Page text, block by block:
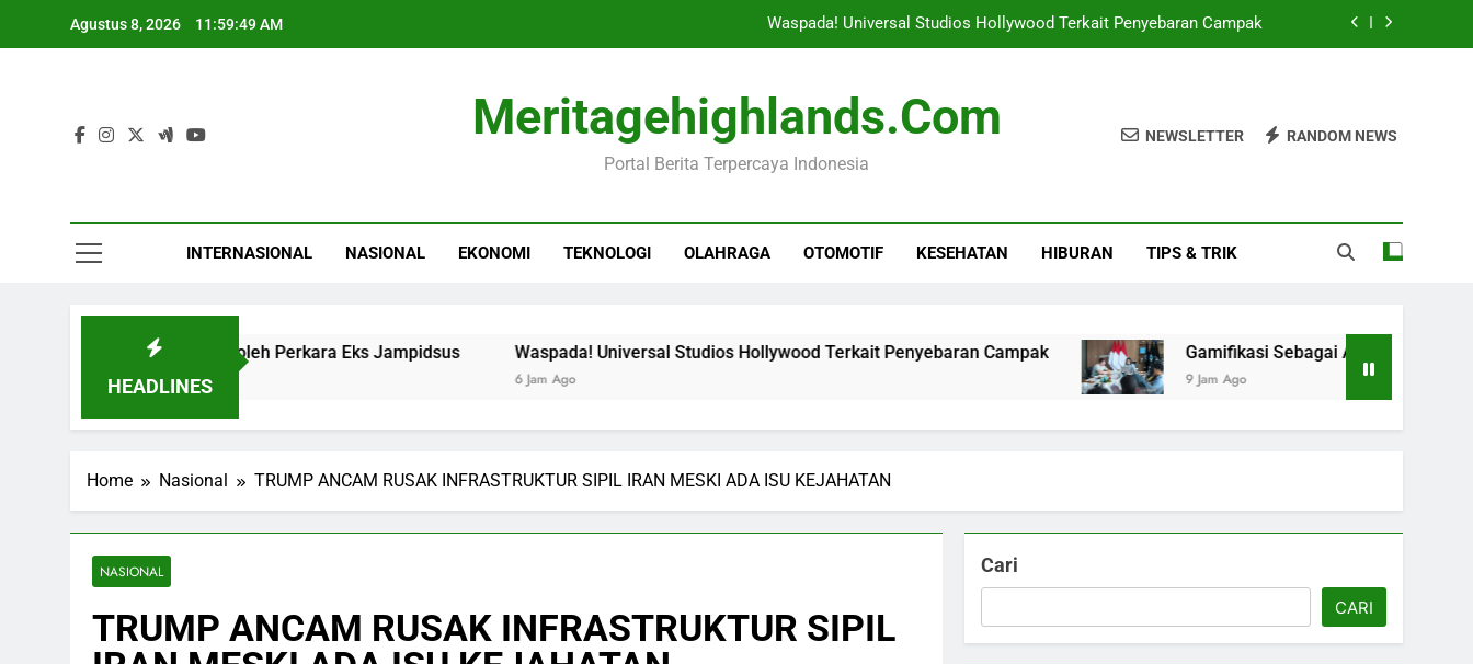
Agustus 8, 2026 11:59:50 AM Waspada! Universal Studios Hollywood Terkait Penyebaran Campak
Kepala Bocah Nyangkut di Pagar Stadion saat Nonton Timnas Indonesia
Ujian Penting Tegakkan Supremasi Hukum oleh Perkara Eks Jampidsus
Gamifikasi Sebagai Alat Promosi Produk Kreatif dan Wisata RI
Meritagehighlands.com
Portal Berita Terpercaya Indonesia
NEWSLETTER RANDOM NEWS
INTERNASIONAL NASIONAL EKONOMI TEKNOLOGI OLAHRAGA OTOMOTIF KESEHATAN HIBURAN TIPS & TRIK
HEADLINES
Hukum oleh Perkara Eks Jampidsus Waspada! Universal Studios Hollywood Terkait Penyebaran Campak Gamifikasi Sebagai Alat Promosi Produk Kreatif
9 Jam Ago
Home Nasional TRUMP ANCAM RUSAK INFRASTRUKTUR SIPIL IRAN MESKI ADA ISU KEJAHATAN
NASIONAL
TRUMP ANCAM RUSAK INFRASTRUKTUR SIPIL
Cari
CARI